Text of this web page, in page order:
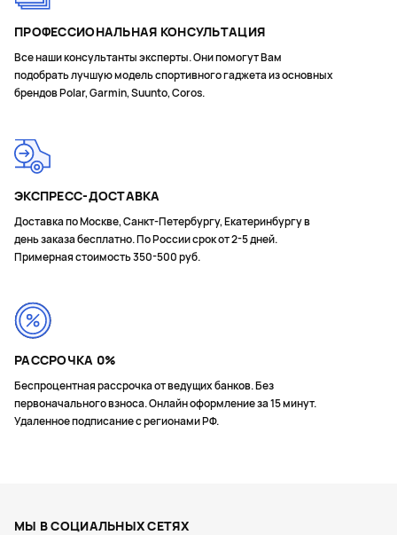
ПРОФЕССИОНАЛЬНАЯ КОНСУЛЬТАЦИЯ
Все наши консультанты эксперты. Они помогут Вам
подобрать лучшую модель спортивного гаджета из основных
брендов Polar, Garmin, Suunto, Coros.
ЭКСПРЕСС-ДОСТАВКА
Доставка по Москве, Санкт-Петербургу, Екатеринбургу в
день заказа бесплатно. По России срок от 2-5 дней.
Примерная стоимость 350-500 руб.
РАССРОЧКА 0%
Беспроцентная рассрочка от ведущих банков. Без
первоначального взноса. Онлайн оформление за 15 минут.
Удаленное подписание с регионами РФ.
МЫ В СОЦИАЛЬНЫХ СЕТЯХ